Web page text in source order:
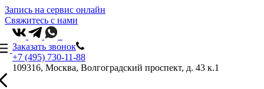
Запись на сервис онлайн
Свяжитесь с нами
Заказать звонок
+7 (495) 730-11-88
109316, Москва, Волгоградский проспект, д. 43 к.1